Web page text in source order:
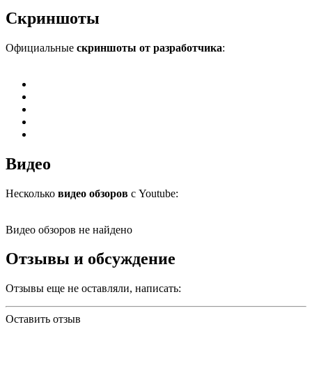
Скриншоты
Официальные скриншоты от разработчика:
Видео
Несколько видео обзоров с Youtube:
Видео обзоров не найдено
Отзывы и обсуждение
Отзывы еще не оставляли, написать:
Оставить отзыв